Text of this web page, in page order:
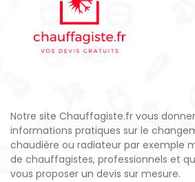
Notre site Chauffagiste.fr vous
informations pratiques sur le
chaudière ou radiateur par exemple
de chauffagistes, professionnels et
vous proposer un devis sur mesure.